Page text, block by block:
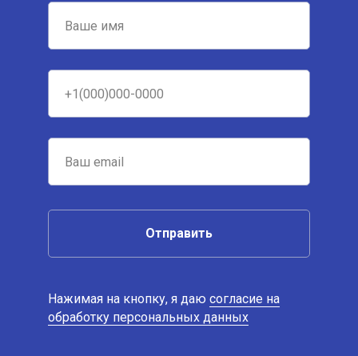
Отправить
Нажимая на кнопку, я даю согласие на
обработку персональных данных